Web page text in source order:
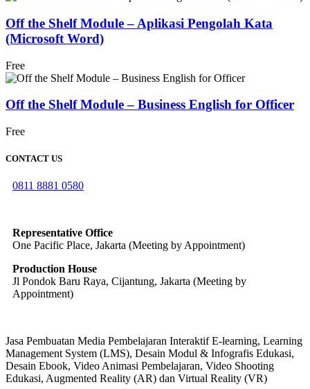
Off the Shelf Module – Aplikasi Pengolah Kata
(Microsoft Word)
Free
Off the Shelf Module – Business English for Officer
Free
CONTACT US
0811 8881 0580
Representative Office
One Pacific Place, Jakarta (Meeting by Appointment)
Production House
Jl Pondok Baru Raya, Cijantung, Jakarta (Meeting by
Appointment)
Jasa Pembuatan Media Pembelajaran Interaktif E-learning, Learning
Management System (LMS), Desain Modul & Infografis Edukasi,
Desain Ebook, Video Animasi Pembelajaran, Video Shooting
Edukasi, Augmented Reality (AR) dan Virtual Reality (VR)